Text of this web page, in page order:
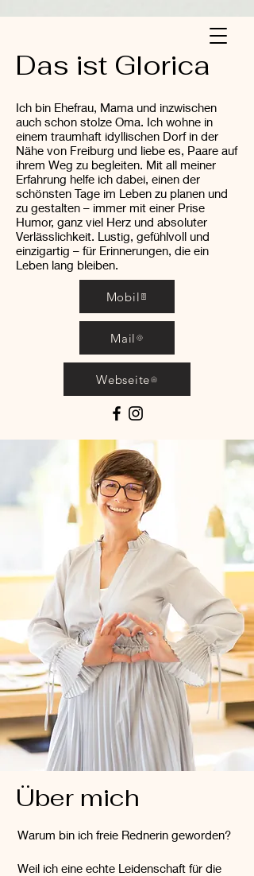
Das ist Glorica
Ich bin Ehefrau, Mama und inzwischen
auch schon stolze Oma. Ich wohne in
einem traumhaft idyllischen Dorf in der
Nähe von Freiburg und liebe es, Paare auf
ihrem Weg zu begleiten. Mit all meiner
Erfahrung helfe ich dabei, einen der
schönsten Tage im Leben zu planen und
zu gestalten – immer mit einer Prise
Humor, ganz viel Herz und absoluter
Verlässlichkeit. Lustig, gefühlvoll und
einzigartig – für Erinnerungen, die ein
Leben lang bleiben.
Mobil
Mail
Webseite
Über mich
Warum bin ich freie Rednerin geworden?
Weil ich eine echte Leidenschaft für die